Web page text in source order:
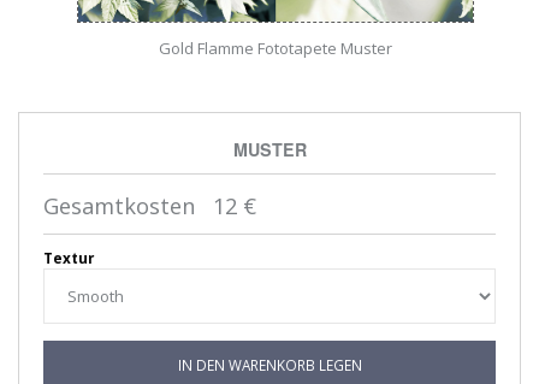
Gold Flamme Fototapete Muster
MUSTER
Gesamtkosten 12 €
Textur
IN DEN WARENKORB LEGEN